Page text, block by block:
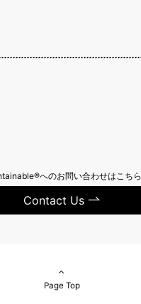
へのお問い合わせはこちら
Contact Us
Page Top